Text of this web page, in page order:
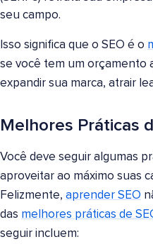
seu campo.
Isso significa que o SEO é o
se você tem um orçamento
expandir sua marca, atrair
Melhores Práticas
Você deve seguir algumas
aproveitar ao máximo suas
Felizmente, aprender SEO
das melhores práticas de
seguir incluem: